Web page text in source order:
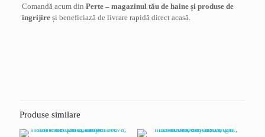
Comandă acum din Perte – magazinul tău de haine și produse de
îngrijireși beneficiază de livrare rapidă direct acasă.
Adresa ta de email nu va fi publicată. Câmpurile obligatorii sunt
Produse similare